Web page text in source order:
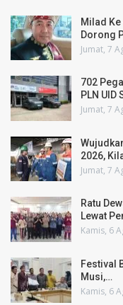
Milad Ke
Dorong
Jumat, 7
702
PLN UID
Jumat, 7
2026,
Jumat, 7
Ratu
Lewat
Kamis, 6
Festival
Musi,…
Kamis, 6